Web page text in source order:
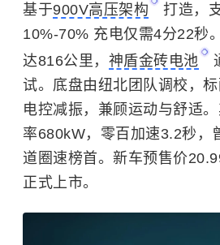
基于900V高压架构
打造，
10%-70% 充电仅需4分22秒
达816公里， 神盾金砖电池
试。底盘由纽北团队调校，
电控减振，兼顾运动与舒适
率680kW，零百加速3.2秒，
道圈速榜首。新车预售价
正式上市。